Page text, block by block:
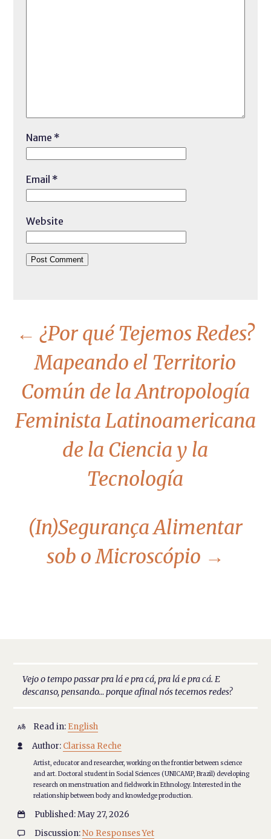
Name *
Email *
Website
← ¿Por qué Tejemos Redes?
Mapeando el Territorio
Común de la Antropología
Feminista Latinoamericana
de la Ciencia y la
Tecnología
(In)Segurança Alimentar
sob o Microscópio →
Vejo o tempo passar pra lá e pra cá, pra lá e pra cá. E
descanso, pensando… porque afinal nós tecemos redes?
 Read in: English
 Author: Clarissa Reche
Artist, educator and researcher, working on the frontier between science
and art. Doctoral student in Social Sciences (UNICAMP, Brazil) developing
research on menstruation and fieldwork in Ethnology. Interested in the
relationship between body and knowledge production.
 Published: May 27, 2026
 Discussion:No Responses Yet